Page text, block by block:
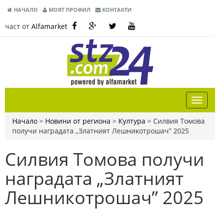
НАЧАЛО МОЯТ ПРОФИЛ КОНТАКТИ
част от Alfamarket
Начало > Новини от региона > Култура > Силвия Томова
получи наградата „Златният Лешникотрошач” 2025
Силвия Томова получи
наградата „Златният
Лешникотрошач” 2025